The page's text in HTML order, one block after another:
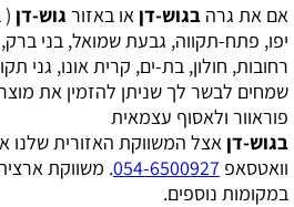
אם את גרה בגוש-דן או באזור גוש-דן (
יפו, פתח-תקווה, גבעת שמואל, בני ברק,
רחובות, חולון, בת-ים, קרית אונו, גני
שמחים לבשר לך שניתן להזמין את
פוראוור ולאסוף עצמאית
בגוש-דן אצל המשווקת האזורית שלנו
וואטסאפ 054-6500927. משווקת
במקומות נוספים.